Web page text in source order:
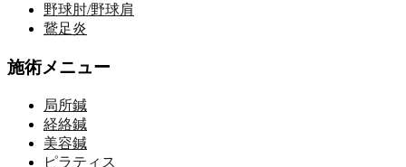
野球肘/野球肩
鵞足炎
施術メニュー
局所鍼
経絡鍼
美容鍼
ピラティス